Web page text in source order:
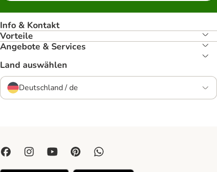
Info & Kontakt
Vorteile
Angebote & Services
Land auswählen
Deutschland / de